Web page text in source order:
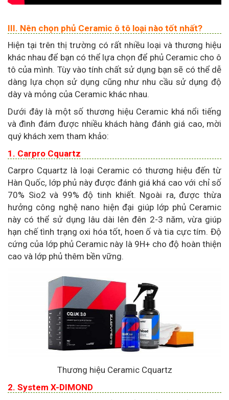
III. Nên chọn phủ Ceramic ô tô loại nào tốt nhất?
Hiện tại trên thị trường có rất nhiều loại và thương hiệu
khác nhau để bạn có thể lựa chọn để phủ Ceramic cho ô
tô của mình. Tùy vào tính chất sử dụng bạn sẽ có thể dễ
dàng lựa chọn sử dụng cũng như nhu cầu sử dụng độ
dày và mỏng của Ceramic khác nhau.
Dưới đây là một số thương hiệu Ceramic khá nổi tiếng
và đình đám được nhiều khách hàng đánh giá cao, mời
quý khách xem tham khảo:
1. Carpro Cquartz
Carpro Cquartz là loại Ceramic có thương hiệu đến từ
Hàn Quốc, lớp phủ này được đánh giá khá cao với chỉ số
70% Sio2 và 99% độ tinh khiết. Ngoài ra, được thừa
hưởng công nghệ nano hiện đại giúp lớp phủ Ceramic
này có thể sử dụng lâu dài lên đên 2-3 năm, vừa giúp
hạn chế tình trạng oxi hóa tốt, hoen ố và tia cực tím. Độ
cứng của lớp phủ Ceramic này là 9H+ cho độ hoàn thiện
cao và lớp phủ thêm bền vững.
Thương hiệu Ceramic Cquartz
2. System X-DIMOND